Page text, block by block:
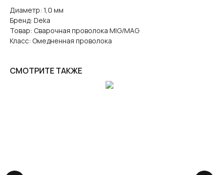
Диаметр: 1,0 мм
Бренд: Deka
Товар: Сварочная проволока MIG/MAG
Класс: Омедненная проволока
СМОТРИТЕ ТАКЖЕ